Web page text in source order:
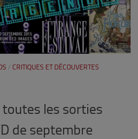
/ CRITIQUES ET DÉCOUVERTES
toutes les sorties
de septembre